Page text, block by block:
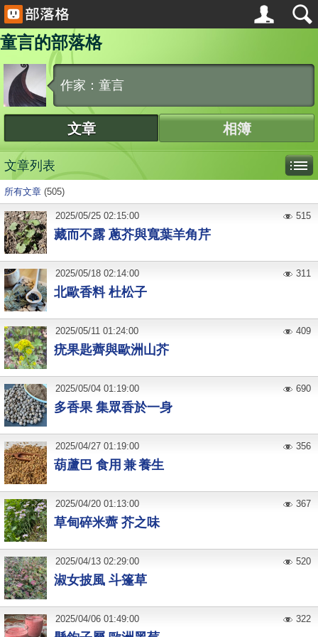
童言的部落格
作家：童言
文章 相簿
文章列表
所有文章 (505)
藏而不露 蔥芥與寬葉羊角芹
2025/05/25 02:15:00 515
北歐香料 杜松子
2025/05/18 02:14:00 311
疣果匙薺與歐洲山芥
2025/05/11 01:24:00 409
多香果 集眾香於一身
2025/05/04 01:19:00 690
葫蘆巴 食用 兼 養生
2025/04/27 01:19:00 356
草甸碎米薺 芥之味
2025/04/20 01:13:00 367
淑女披風 斗篷草
2025/04/13 02:29:00 520
2025/04/06 01:49:00 322